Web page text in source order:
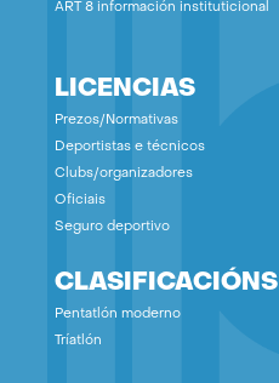
ART 8 información instituticional
LICENCIAS
Prezos/Normativas
Deportistas e técnicos
Clubs/organizadores
Oficiais
Seguro deportivo
CLASIFICACIÓNS
Pentatlón moderno
Tríatlón